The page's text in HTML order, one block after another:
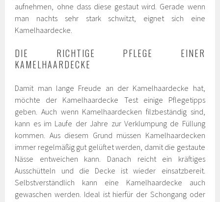
aufnehmen, ohne dass diese gestaut wird. Gerade wenn
man nachts sehr stark schwitzt, eignet sich eine
Kamelhaardecke.
DIE RICHTIGE PFLEGE EINER
KAMELHAARDECKE
Damit man lange Freude an der Kamelhaardecke hat,
möchte der Kamelhaardecke Test einige Pflegetipps
geben. Auch wenn Kamelhaardecken filzbeständig sind,
kann es im Laufe der Jahre zur Verklumpung de Füllung
kommen. Aus diesem Grund müssen Kamelhaardecken
immer regelmäßig gut gelüftet werden, damit die gestaute
Nässe entweichen kann. Danach reicht ein kräftiges
Ausschütteln und die Decke ist wieder einsatzbereit.
Selbstverständlich kann eine Kamelhaardecke auch
gewaschen werden. Ideal ist hierfür der Schongang oder